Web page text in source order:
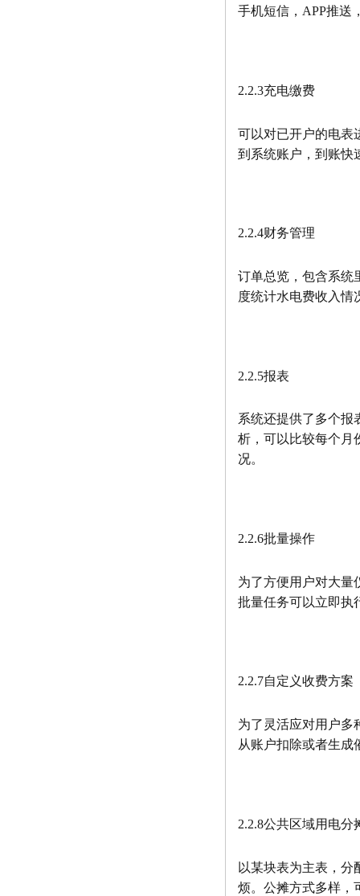
手机短信，APP推送
2.2.3充电缴费
可以对已开户的电表
到系统账户，到账快
2.2.4财务管理
订单总览，包含系统
度统计水电费收入情
2.2.5报表
系统还提供了多个报
析，可以比较每个月
况。
2.2.6批量操作
为了方便用户对大量
批量任务可以立即执
2.2.7自定义收费方案
为了灵活应对用户多
从账户扣除或者生成
2.2.8公共区域用电分
以某块表为主表，
烦。公摊方式多样，